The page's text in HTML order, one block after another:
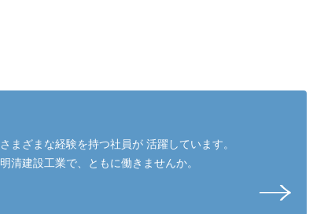
さまざまな経験を持つ社員が 活躍しています。
明清建設工業で、ともに働きませんか。